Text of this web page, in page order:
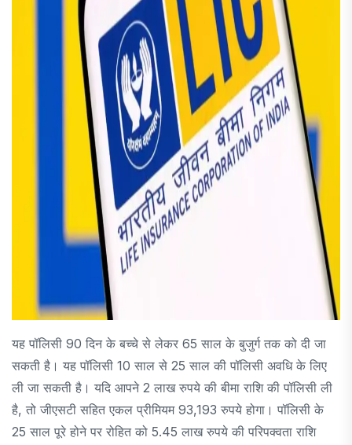
यह पॉलिसी 90 दिन के बच्चे से लेकर 65 साल के बुजुर्ग तक को दी जा
सकती है। यह पॉलिसी 10 साल से 25 साल की पॉलिसी अवधि के लिए
ली जा सकती है। यदि आपने 2 लाख रुपये की बीमा राशि की पॉलिसी ली
है, तो जीएसटी सहित एकल प्रीमियम 93,193 रुपये होगा। पॉलिसी के
25 साल पूरे होने पर रोहित को 5.45 लाख रुपये की परिपक्वता राशि